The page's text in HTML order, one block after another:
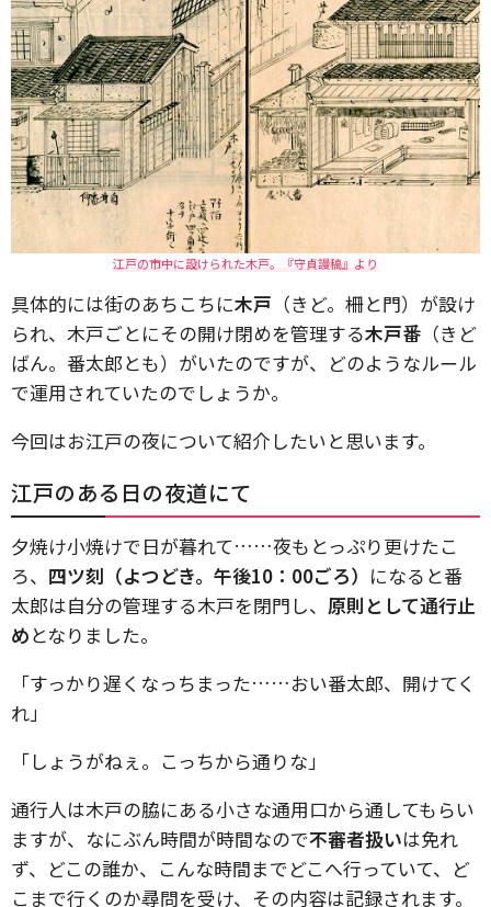
江戸の市中に設けられた木戸。『守貞謾稿』より
具体的には街のあちこちに木戸 （きど。柵と門）が設け
られ、木戸ごとにその開け閉めを管理する木戸番 （きど
ばん。番太郎とも）がいたのですが、どのようなルール
で運用されていたのでしょうか。
今回はお江戸の夜について紹介したいと思います。
江戸のある日の夜道にて
夕焼け小焼けで日が暮れて……夜もとっぷり更けたこ
ろ、 四ツ刻（よつどき。午後10：00ごろ） になると番
太郎は自分の管理する木戸を閉門し、 原則として通行止
めとなりました。
「すっかり遅くなっちまった……おい番太郎、開けてく
れ」
「しょうがねぇ。こっちから通りな」
通行人は木戸の脇にある小さな通用口から通してもらい
ますが、なにぶん時間が時間なので不審者扱いは免れ
ず、どこの誰か、こんな時間までどこへ行っていて、ど
こまで行くのか尋問を受け、その内容は記録されます。